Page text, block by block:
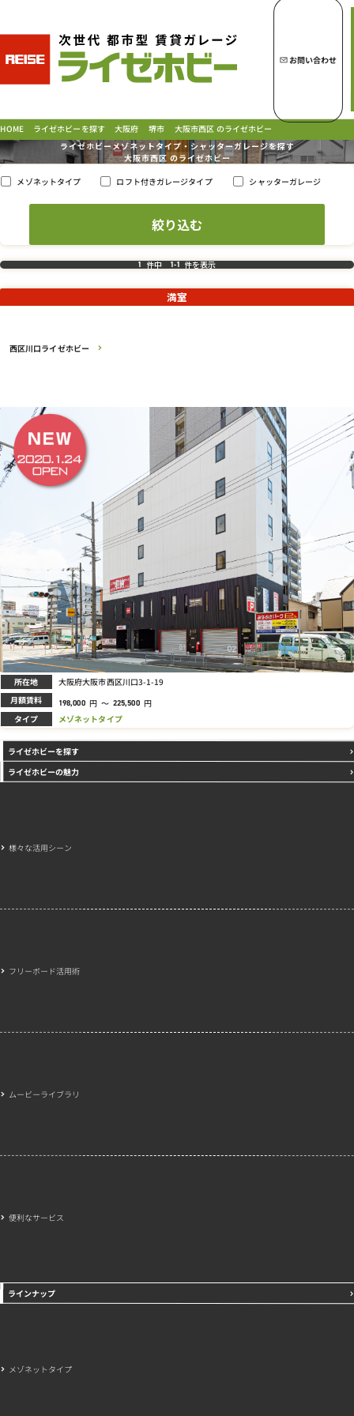
ライゼホビーの魅力
ラインナップ
ご契約の流れ・お支払方法
プライバシーポリシー
お問い合わせ
HOME ライゼホビーを探す 大阪府 堺市 大阪市西区 のライゼホビー
ライゼホビーメゾネットタイプ・シャッターガレージを探す
大阪市西区 のライゼホビー
メゾネットタイプ ロフト付きガレージタイプ シャッターガレージ
1 件中 1-1 件を表示
西区川口ライゼホビー
満室
所在地 大阪府大阪市西区川口3-1-19
月額賃料 198,000 円 ～ 225,500 円
タイプ メゾネットタイプ
ライゼホビーを探す
ライゼホビーの魅力
様々な活用シーン
フリーボード活用術
ムービーライブラリ
便利なサービス
ラインナップ
メゾネットタイプ